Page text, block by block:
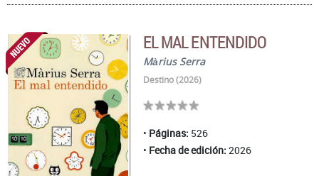
EL MAL ENTENDIDO
Màrius Serra
Destino (2026)
Páginas: 526
Fecha de edición: 2026